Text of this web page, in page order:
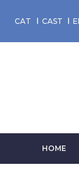
zumCAT CAST
HOME